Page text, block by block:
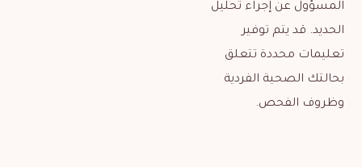
المسؤول عن إجراء تحليل
الحديد. قد يتم توفير
تعليمات محددة تتعلق
بحالتك الصحية الفردية
وظروف الفحص.